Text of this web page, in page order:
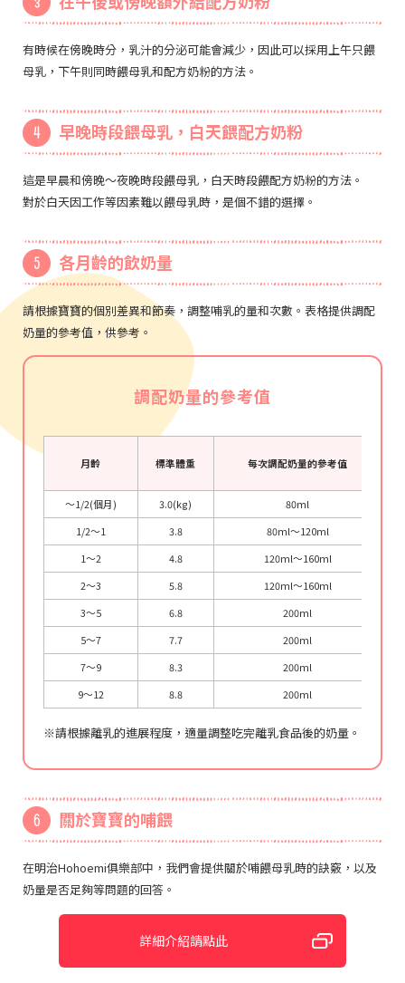
有時候在傍晚時分，乳汁的分泌可能會減少，因此可以採用上午只餵
母乳，下午則同時餵母乳和配方奶粉的方法。
早晚時段餵母乳，白天餵配方奶粉
這是早晨和傍晚～夜晚時段餵母乳，白天時段餵配方奶粉的方法。
對於白天因工作等因素難以餵母乳時，是個不錯的選擇。
各月齡的飲奶量
請根據寶寶的個別差異和節奏，調整哺乳的量和次數。表格提供調配
奶量的參考值，供參考。
調配奶量的參考值
月齡 標準體重
每次調配奶量的參考值
〜1/2(個月)
3.0(kg) 80ml
1/2〜1
3.8 80ml〜120ml
1〜2
4.8 120ml〜160ml
2〜3
5.8 120ml〜160ml
3〜5
6.8 200ml
5〜7
7.7 200ml
7〜9
8.3 200ml
9〜12
8.8 200ml
※請根據離乳的進展程度，適量調整吃完離乳食品後的奶量。
關於寶寶的哺餵
在明治Hohoemi俱樂部中，我們會提供關於哺餵母乳時的訣竅，以及
奶量是否足夠等問題的回答。
詳細介紹請點此